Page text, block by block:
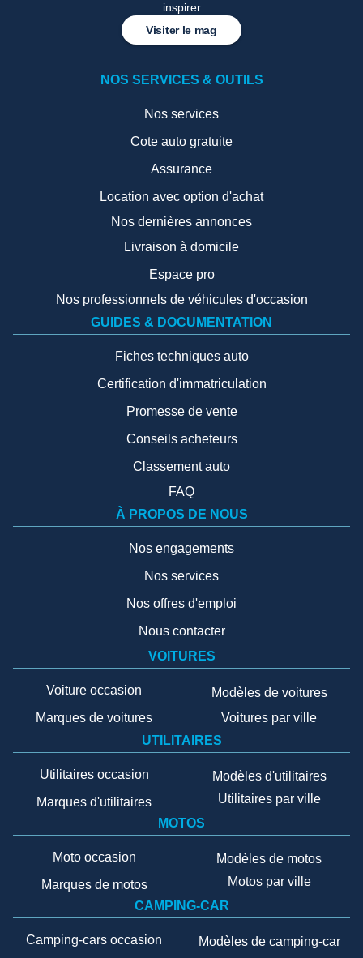
inspirer
Visiter le mag
NOS SERVICES & OUTILS
Nos services
Cote auto gratuite
Assurance
Location avec option d'achat
Nos dernières annonces
Livraison à domicile
Espace pro
Nos professionnels de véhicules d'occasion
GUIDES & DOCUMENTATION
Fiches techniques auto
Certification d'immatriculation
Promesse de vente
Conseils acheteurs
Classement auto
FAQ
À PROPOS DE NOUS
Nos engagements
Nos services
Nos offres d'emploi
Nous contacter
VOITURES
Voiture occasion
Marques de voitures
Modèles de voitures
Voitures par ville
UTILITAIRES
Utilitaires occasion
Marques d'utilitaires
Modèles d'utilitaires
Utilitaires par ville
MOTOS
Moto occasion
Marques de motos
Modèles de motos
Motos par ville
CAMPING-CAR
Camping-cars occasion
Modèles de camping-car